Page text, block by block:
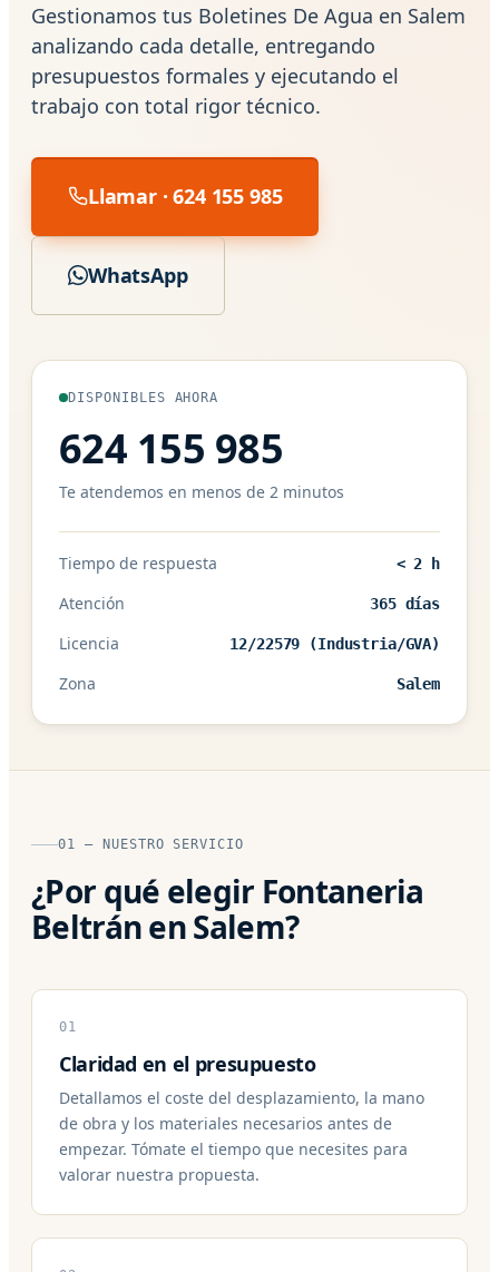
Gestionamos tus Boletines De Agua en Salem
analizando cada detalle, entregando
presupuestos formales y ejecutando el
trabajo con total rigor técnico.
Llamar · 624 155 985
WhatsApp
DISPONIBLES AHORA
624 155 985
Te atendemos en menos de 2 minutos
Tiempo de respuesta < 2 h
Atención 365 días
Licencia 12/22579 (Industria/GVA)
Zona Salem
01 — NUESTRO SERVICIO
¿Por qué elegir Fontaneria
Beltrán en Salem?
01
Claridad en el presupuesto
Detallamos el coste del desplazamiento, la mano
de obra y los materiales necesarios antes de
empezar. Tómate el tiempo que necesites para
valorar nuestra propuesta.